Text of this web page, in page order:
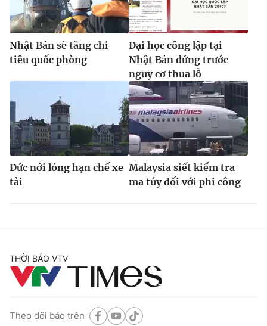
Nhật Bản sẽ tăng chi
tiêu quốc phòng
Đại học công lập tại
Nhật Bản đứng trước
nguy cơ thua lỗ
Đức nới lỏng hạn chế xe
tải
Malaysia siết kiểm tra
ma túy đối với phi công
THỜI BÁO VTV
Theo dõi báo trên